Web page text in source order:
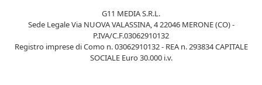
G11 MEDIA S.R.L.
Sede Legale Via NUOVA VALASSINA, 4 22046 MERONE (CO) -
P.IVA/C.F.03062910132
Registro imprese di Como n. 03062910132 - REA n. 293834 CAPITALE
SOCIALE Euro 30.000 i.v.